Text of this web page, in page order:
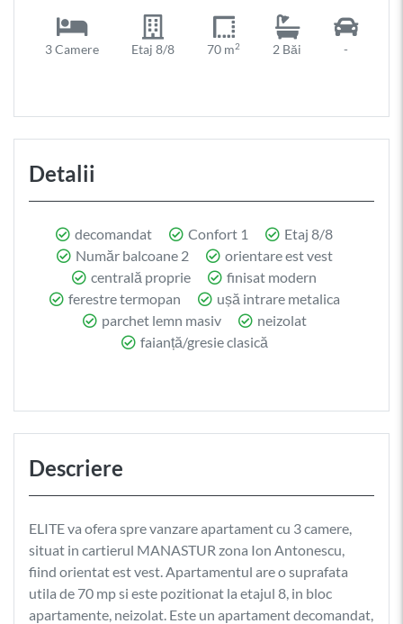
3 Camere Etaj 8/8 70 m2 2 Băi -
Detalii
decomandat Confort 1
Etaj 8/8
Număr balcoane 2
orientare est vest
centrală proprie
finisat modern
ferestre termopan
ușă intrare metalica
parchet lemn masiv
neizolat
faianță/gresie clasică
Descriere
ELITE va ofera spre vanzare apartament cu 3 camere,
situat in cartierul MANASTUR zona Ion Antonescu,
fiind orientat est vest. Apartamentul are o suprafata
utila de 70 mp si este pozitionat la etajul 8, in bloc
apartamente, neizolat. Este un apartament decomandat,